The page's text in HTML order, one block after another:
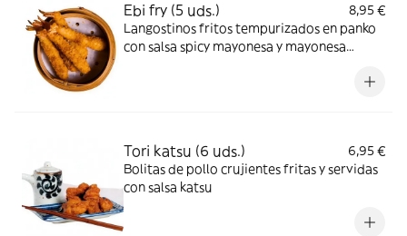
Ebi fry (5 uds.)
8,95 €
Langostinos fritos tempurizados en panko
con salsa spicy mayonesa y mayonesa
Tori katsu (6 uds.)
6,95 €
Bolitas de pollo crujientes fritas y servidas
con salsa katsu